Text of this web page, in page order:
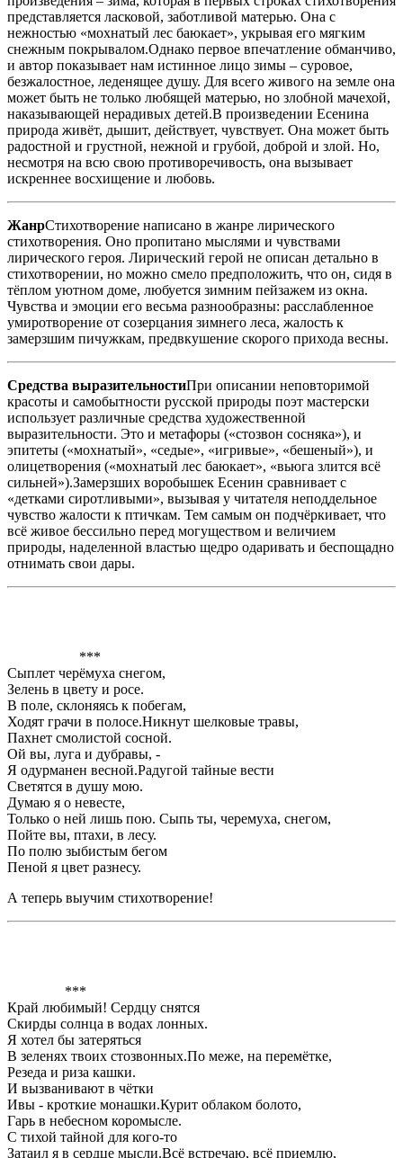
представляется ласковой, заботливой матерью. Она с
нежностью «мохнатый лес баюкает», укрывая его мягким
снежным покрывалом.Однако первое впечатление обманчиво,
и автор показывает нам истинное лицо зимы – суровое,
безжалостное, леденящее душу. Для всего живого на земле она
может быть не только любящей матерью, но злобной мачехой,
наказывающей нерадивых детей.В произведении Есенина
природа живёт, дышит, действует, чувствует. Она может быть
радостной и грустной, нежной и грубой, доброй и злой. Но,
несмотря на всю свою противоречивость, она вызывает
искреннее восхищение и любовь.
ЖанрСтихотворение написано в жанре лирического
стихотворения. Оно пропитано мыслями и чувствами
лирического героя. Лирический герой не описан детально в
стихотворении, но можно смело предположить, что он, сидя в
тёплом уютном доме, любуется зимним пейзажем из окна.
Чувства и эмоции его весьма разнообразны: расслабленное
умиротворение от созерцания зимнего леса, жалость к
замерзшим пичужкам, предвкушение скорого прихода весны.
Средства выразительностиПри описании неповторимой
красоты и самобытности русской природы поэт мастерски
использует различные средства художественной
выразительности. Это и метафоры («стозвон сосняка»), и
эпитеты («мохнатый», «седые», «игривые», «бешеный»), и
олицетворения («мохнатый лес баюкает», «вьюга злится всё
сильней»).Замерзших воробышек Есенин сравнивает с
«детками сиротливыми», вызывая у читателя неподдельное
чувство жалости к птичкам. Тем самым он подчёркивает, что
всё живое бессильно перед могуществом и величием
природы, наделенной властью щедро одаривать и беспощадно
отнимать свои дары.
***
Сыплет черёмуха снегом,
Зелень в цвету и росе.
В поле, склоняясь к побегам,
Ходят грачи в полосе.Никнут шелковые травы,
Пахнет смолистой сосной.
Ой вы, луга и дубравы, -
Я одурманен весной.Радугой тайные вести
Светятся в душу мою.
Думаю я о невесте,
Только о ней лишь пою. Сыпь ты, черемуха, снегом,
Пойте вы, птахи, в лесу.
По полю зыбистым бегом
Пеной я цвет разнесу.
А теперь выучим стихотворение!
***
Край любимый! Сердцу снятся
Скирды солнца в водах лонных.
Я хотел бы затеряться
В зеленях твоих стозвонных.По меже, на перемётке,
Резеда и риза кашки.
И вызванивают в чётки
Ивы - кроткие монашки.Курит облаком болото,
Гарь в небесном коромысле.
С тихой тайной для кого-то
Затаил я в сердце мысли.Всё встречаю, всё приемлю,